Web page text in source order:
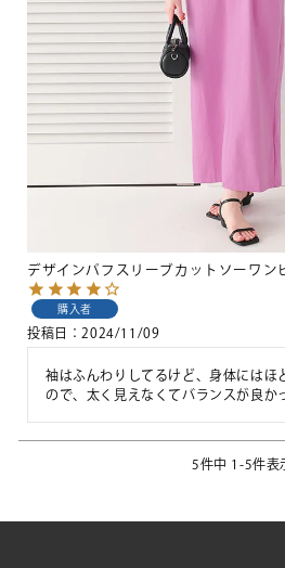
デザインパフスリーブカットソーワン
購入者
投稿日 2024/11/09
袖はふんわりしてるけど、身体にはほ
ので、太く見えなくてバランスが良か
5件中 1 -5件表